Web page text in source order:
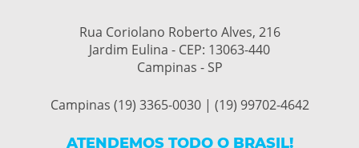
Rua Coriolano Roberto Alves, 216
Jardim Eulina - CEP: 13063-440
Campinas - SP
Campinas (19) 3365-0030 | (19) 99702-4642
ATENDEMOS TODO O BRASIL!